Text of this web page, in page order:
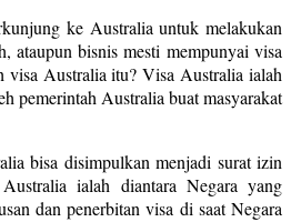
ke Australia untuk melakukan
ataupun bisnis mesti mempunyai visa
visa Australia itu? Visa Australia ialah
pemerintah Australia buat masyarakat
bisa disimpulkan menjadi surat izin
ialah diantara Negara yang
dan penerbitan visa di saat Negara